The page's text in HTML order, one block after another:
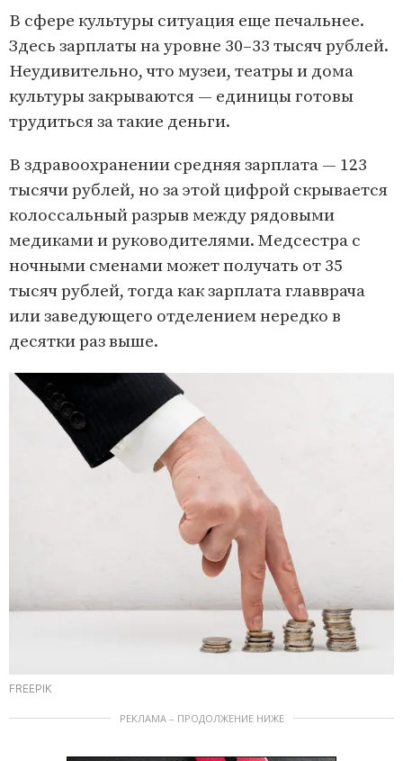
В сфере культуры ситуация еще печальнее.
Здесь зарплаты на уровне 30–33 тысяч рублей.
Неудивительно, что музеи, театры и дома
культуры закрываются — единицы готовы
трудиться за такие деньги.
В здравоохранении средняя зарплата — 123
тысячи рублей, но за этой цифрой скрывается
колоссальный разрыв между рядовыми
медиками и руководителями. Медсестра с
ночными сменами может получать от 35
тысяч рублей, тогда как зарплата главврача
или заведующего отделением нередко в
десятки раз выше.
FREEPIK
РЕКЛАМА – ПРОДОЛЖЕНИЕ НИЖЕ